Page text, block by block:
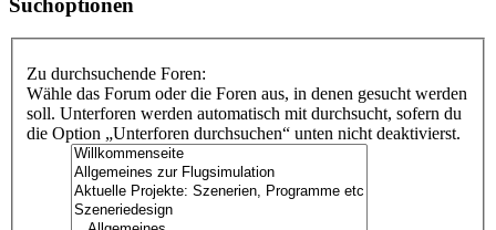
Zu durchsuchende Foren:
Wähle das Forum oder die Foren aus, in denen gesucht werden
soll. Unterforen werden automatisch mit durchsucht, sofern du
die Option „Unterforen durchsuchen“ unten nicht deaktivierst.